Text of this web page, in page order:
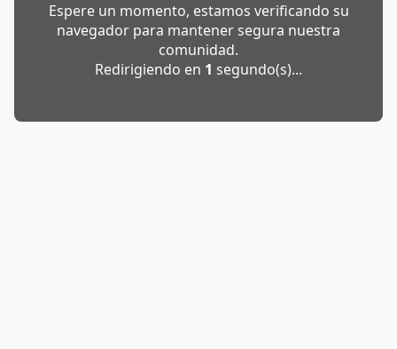
Espere un momento, estamos verificando su
navegador para mantener segura nuestra
comunidad.
Redirigiendo en 1 segundo(s)...